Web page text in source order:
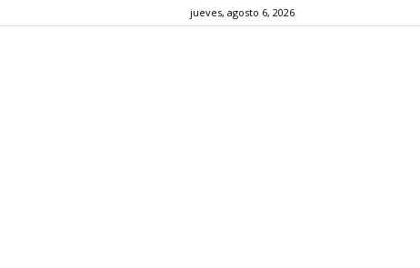
jueves, agosto 6, 2026